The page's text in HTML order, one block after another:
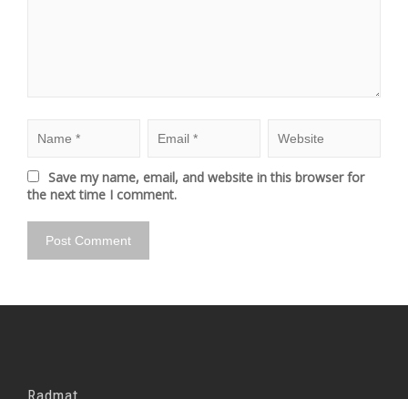
Save my name, email, and website in this browser for
the next time I comment.
Radmat